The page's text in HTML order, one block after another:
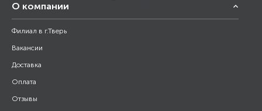
О компании
Филиал в г.Тверь
Вакансии
Доставка
Оплата
Отзывы